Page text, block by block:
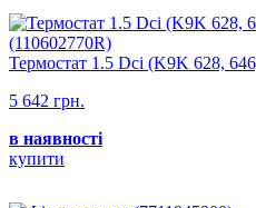
Термостат 1.5 Dci (K9K 628,
5 642 грн.
в наявності
купити